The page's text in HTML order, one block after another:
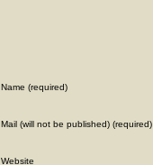
Name (required)
Mail (will not be published) (required)
Website